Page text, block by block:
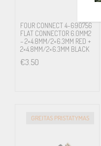
FOUR CONNECT 4-690756
FLAT CONNECTOR 6.0MM2
– 2×4.8MM/2×6.3MM RED +
2×4.8MM/2×6.3MM BLACK
€3.50
GREITAS PRISTATYMAS